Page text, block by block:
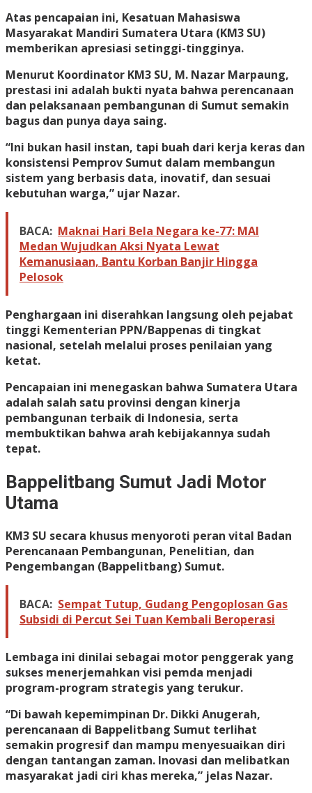
Atas pencapaian ini, Kesatuan Mahasiswa
Masyarakat Mandiri Sumatera Utara (KM3 SU)
memberikan apresiasi setinggi-tingginya.
Menurut Koordinator KM3 SU, M. Nazar Marpaung,
prestasi ini adalah bukti nyata bahwa perencanaan
dan pelaksanaan pembangunan di Sumut semakin
bagus dan punya daya saing.
“Ini bukan hasil instan, tapi buah dari kerja keras dan
konsistensi Pemprov Sumut dalam membangun
sistem yang berbasis data, inovatif, dan sesuai
kebutuhan warga,” ujar Nazar.
BACA: Maknai Hari Bela Negara ke-77: MAI
Medan Wujudkan Aksi Nyata Lewat
Kemanusiaan, Bantu Korban Banjir Hingga
Pelosok
Penghargaan ini diserahkan langsung oleh pejabat
tinggi Kementerian PPN/Bappenas di tingkat
nasional, setelah melalui proses penilaian yang
ketat.
Pencapaian ini menegaskan bahwa Sumatera Utara
adalah salah satu provinsi dengan kinerja
pembangunan terbaik di Indonesia, serta
membuktikan bahwa arah kebijakannya sudah
tepat.
Bappelitbang Sumut Jadi Motor
Utama
KM3 SU secara khusus menyoroti peran vital Badan
Perencanaan Pembangunan, Penelitian, dan
Pengembangan (Bappelitbang) Sumut.
BACA: Sempat Tutup, Gudang Pengoplosan Gas
Subsidi di Percut Sei Tuan Kembali Beroperasi
Lembaga ini dinilai sebagai motor penggerak yang
sukses menerjemahkan visi pemda menjadi
program-program strategis yang terukur.
“Di bawah kepemimpinan Dr. Dikki Anugerah,
perencanaan di Bappelitbang Sumut terlihat
semakin progresif dan mampu menyesuaikan diri
dengan tantangan zaman. Inovasi dan melibatkan
masyarakat jadi ciri khas mereka,” jelas Nazar.